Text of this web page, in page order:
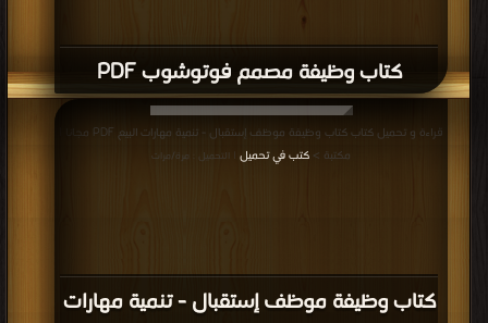
كتاب وظيفة مصمم فوتوشوب PDF
كتاب وظيفة موظف إستقبال - تنمية مهارات
قراءة و تحميل كتاب كتاب وظيفة موظف إستقبال - تنمية مهارات البيع PDF مجانا |
مكتبة > كتب في تحميل | التحميل : مرة/مرات